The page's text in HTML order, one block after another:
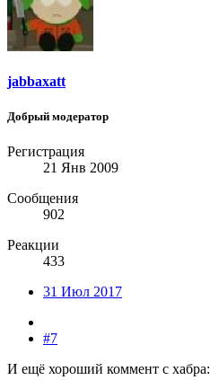
jabbaxatt
Добрый модератор
Регистрация
21 Янв 2009
Сообщения
902
Реакции
433
31 Июл 2017
#7
И ещё хороший коммент с хабра: